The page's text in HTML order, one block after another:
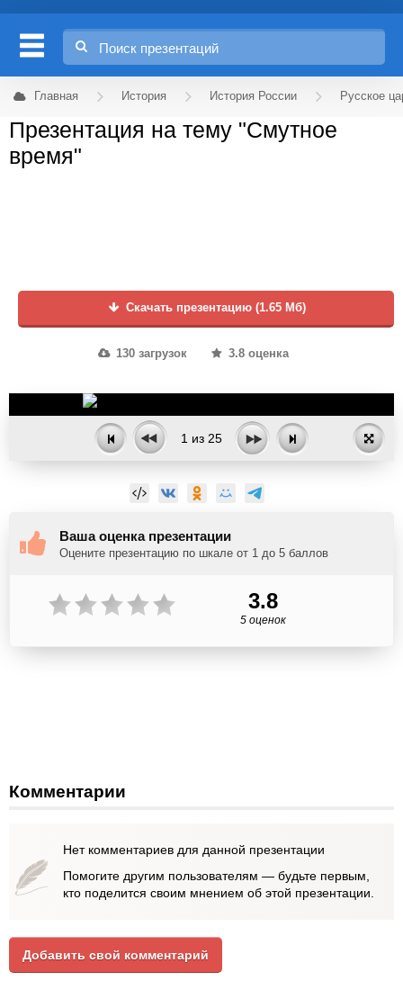
Главная История История России Русское
Презентация на тему "Смутное
время"
Скачать презентацию (1.65 Мб)
130 загрузок 3.8 оценка
1 из 25
Ваша оценка презентации
Оцените презентацию по шкале от 1 до 5 баллов
3.8
5 оценок
Комментарии
Нет комментариев для данной презентации
Помогите другим пользователям — будьте первым,
кто поделится своим мнением об этой презентации.
Добавить свой комментарий